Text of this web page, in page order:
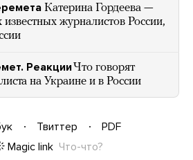
Катерина Гордеева —
журналистов России,
РеакцииЧто говорят
на Украине и в России
Твиттер
PDF
Magic link Что-что?